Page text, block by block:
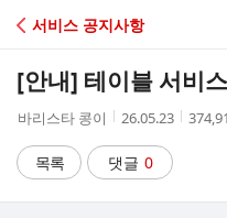
C
A
서비스 공지사항
[안내] 테이블 서비
작
자
바리스타 콩이
작
시
간
26.05.23
조
목록 댓글 0